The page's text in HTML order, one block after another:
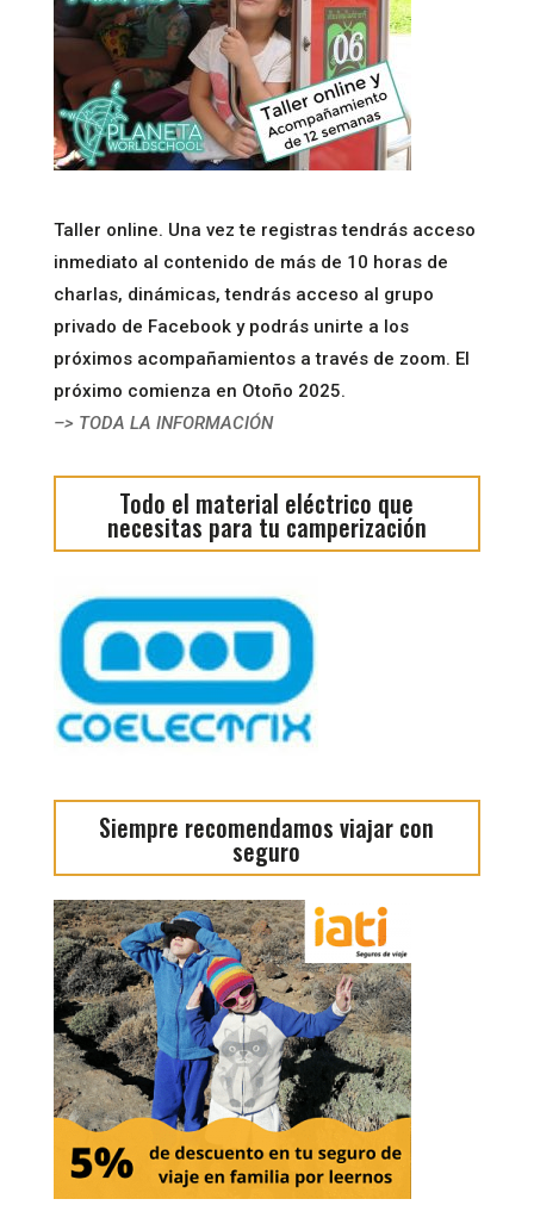
Taller online. Una vez te registras tendrás acceso
inmediato al contenido de más de 10 horas de
charlas, dinámicas, tendrás acceso al grupo
privado de Facebook y podrás unirte a los
próximos acompañamientos a través de zoom. El
próximo comienza en Otoño 2025.
–> TODA LA INFORMACIÓN
Todo el material eléctrico que
necesitas para tu camperización
Siempre recomendamos viajar con
seguro